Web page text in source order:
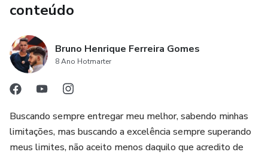
conteúdo
Bruno Henrique Ferreira Gomes
8 Ano Hotmarter
Buscando sempre entregar meu melhor, sabendo minhas
limitações, mas buscando a excelência sempre superando
meus limites, não aceito menos daquilo que acredito de